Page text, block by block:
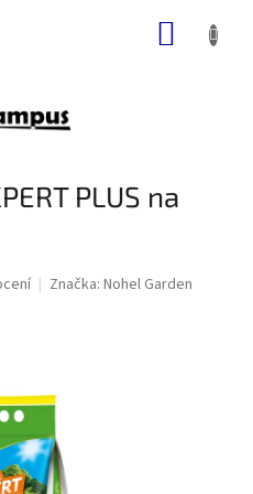
PLUS na
Značka: Nohel Garden